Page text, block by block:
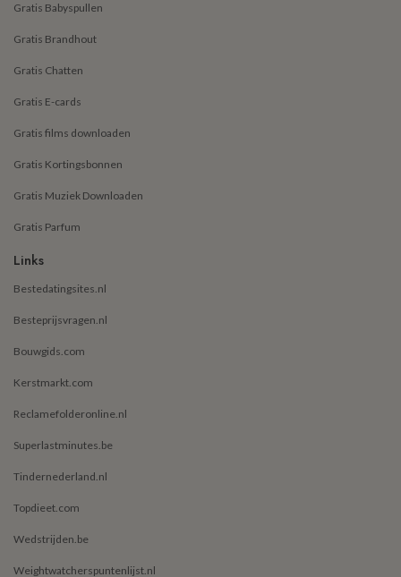
Gratis Babyspullen
Gratis Brandhout
Gratis Chatten
Gratis E-cards
Gratis films downloaden
Gratis Kortingsbonnen
Gratis Muziek Downloaden
Gratis Parfum
Links
Bestedatingsites.nl
Besteprijsvragen.nl
Bouwgids.com
Kerstmarkt.com
Reclamefolderonline.nl
Superlastminutes.be
Tindernederland.nl
Topdieet.com
Wedstrijden.be
Weightwatcherspuntenlijst.nl